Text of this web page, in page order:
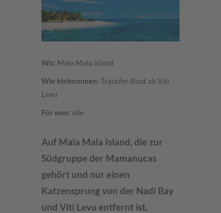
Wo: Mala Mala Island
Wie hinkommen: Transfer-Boot ab Viti
Levu
Für wen: alle
Auf Mala Mala Island, die zur
Südgruppe der Mamanucas
gehört und nur einen
Katzensprung von der Nadi Bay
und Viti Levu entfernt ist,